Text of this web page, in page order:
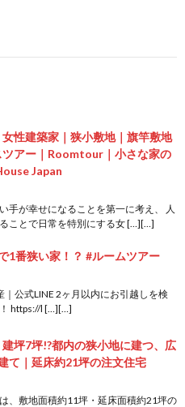
女性建築家｜狭小敷地｜旗竿敷地
ツアー｜Roomtour｜小さな家の
Japan
手が幸せになることを第一に考え、 人
ことで日常を特別にする女 […][…]
1番狭い家！？ #ルームツアー
公式LINE 2ヶ月以内にお引越しを検
https://l […][…]
建坪7坪!?都内の狭小地に建つ、広
て｜延床約21坪の注文住宅
、敷地面積約11坪・延床面積約21坪の